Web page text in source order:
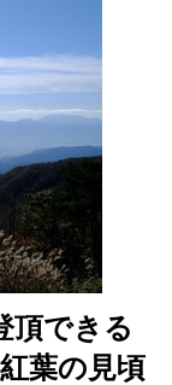
頂できる
葉の見頃